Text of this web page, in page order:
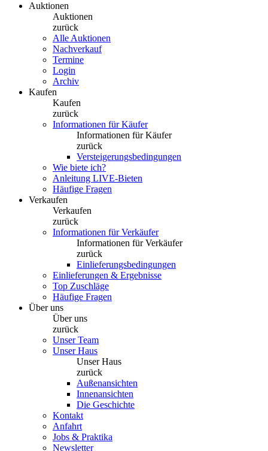
Auktionen
Auktionen
zurück
Alle Auktionen
Nachverkauf
Termine
Login
Archiv
Kaufen
Kaufen
zurück
Informationen für Käufer
Informationen für Käufer
zurück
Versteigerungsbedingungen
Wie biete ich?
Anleitung LIVE-Bieten
Häufige Fragen
Verkaufen
Verkaufen
zurück
Informationen für Verkäufer
Informationen für Verkäufer
zurück
Einlieferungsbedingungen
Einlieferungen & Ergebnisse
Top Zuschläge
Häufige Fragen
Über uns
Über uns
zurück
Unser Team
Unser Haus
Unser Haus
zurück
Außenansichten
Innenansichten
Die Geschichte
Kontakt
Anfahrt
Jobs & Praktika
Newsletter